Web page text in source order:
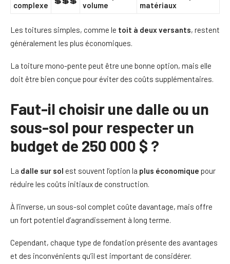
complexe
volume
matériaux
Les toitures simples, comme le toit à deux versants, restent
généralement les plus économiques.
La toiture mono-pente peut être une bonne option, mais elle
doit être bien conçue pour éviter des coûts supplémentaires.
Faut-il choisir une dalle ou un
sous-sol pour respecter un
budget de 250 000 $ ?
La dalle sur sol est souvent l’option la plus économique pour
réduire les coûts initiaux de construction.
À l’inverse, un sous-sol complet coûte davantage, mais offre
un fort potentiel d’agrandissement à long terme.
Cependant, chaque type de fondation présente des avantages
et des inconvénients qu’il est important de considérer.